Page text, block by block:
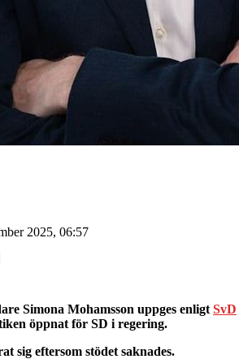
2025, 06:57
Simona Mohamsson uppges enligt SvD
öppnat för SD i regering.
sig eftersom stödet saknades.